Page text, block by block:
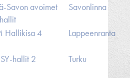
Savon avoimet
Savonlinna
Hallikisa 4 Lappeenranta
hallit 2 Turku